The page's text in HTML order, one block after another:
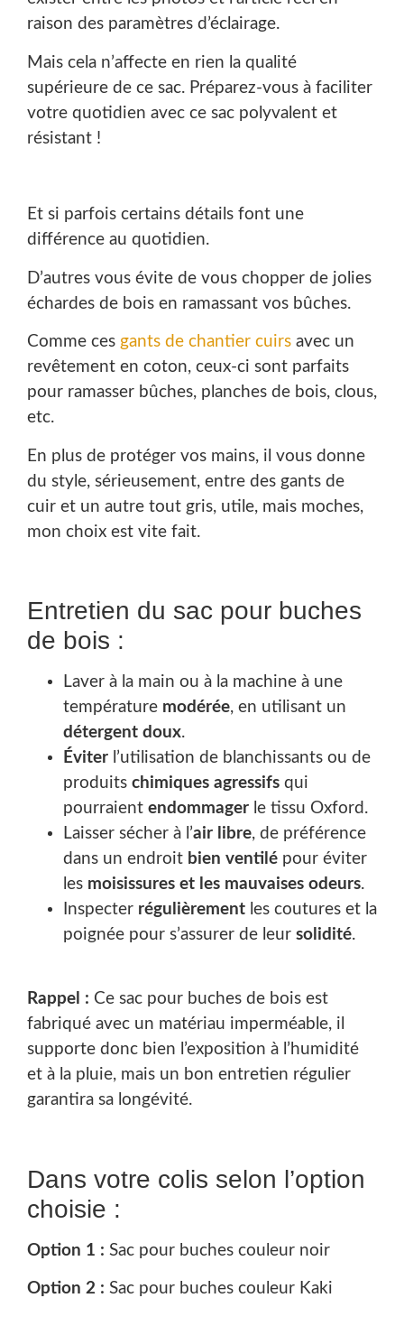
raison des paramètres d’éclairage.
Mais cela n’affecte en rien la qualité
supérieure de ce sac. Préparez-vous à faciliter
votre quotidien avec ce sac polyvalent et
résistant !
Et si parfois certains détails font une
différence au quotidien.
D’autres vous évite de vous chopper de jolies
échardes de bois en ramassant vos bûches.
Comme ces gants de chantier cuirs avec un
revêtement en coton, ceux-ci sont parfaits
pour ramasser bûches, planches de bois, clous,
etc.
En plus de protéger vos mains, il vous donne
du style, sérieusement, entre des gants de
cuir et un autre tout gris, utile, mais moches,
mon choix est vite fait.
Entretien du sac pour buches
de bois :
Laver à la main ou à la machine à une
température modérée, en utilisant un
détergent doux.
Éviter l’utilisation de blanchissants ou de
produits chimiques agressifs qui
pourraient endommager le tissu Oxford.
Laisser sécher à l’air libre, de préférence
dans un endroit bien ventilé pour éviter
les moisissures et les mauvaises odeurs.
Inspecter régulièrement les coutures et la
poignée pour s’assurer de leur solidité.
Rappel : Ce sac pour buches de bois est
fabriqué avec un matériau imperméable, il
supporte donc bien l’exposition à l’humidité
et à la pluie, mais un bon entretien régulier
garantira sa longévité.
Dans votre colis selon l’option
choisie :
Option 1 : Sac pour buches couleur noir
Option 2 : Sac pour buches couleur Kaki